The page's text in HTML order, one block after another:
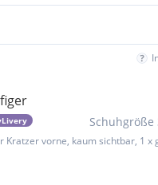
Schuhgröße
Kratzer vorne, kaum sichtbar, 1 x